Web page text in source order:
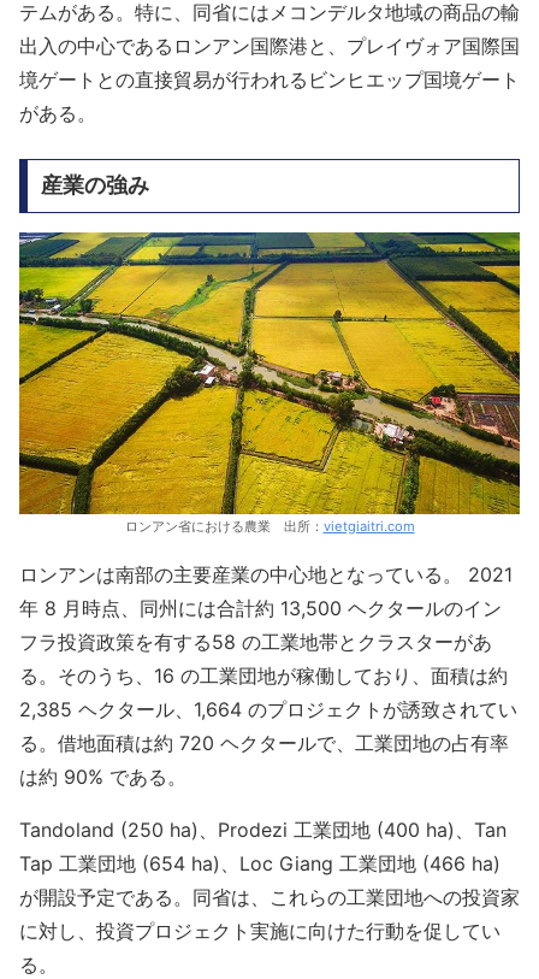
テムがある。特に、同省にはメコンデルタ地域の商品の輸
出入の中心であるロンアン国際港と、プレイヴォア国際国
境ゲートとの直接貿易が行われるビンヒエップ国境ゲート
がある。
産業の強み
ロンアン省における農業 出所： vietgiaitri.com
ロンアンは南部の主要産業の中心地となっている。 2021
年 8 月時点、同州には合計約 13,500 ヘクタールのイン
フラ投資政策を有する58 の工業地帯とクラスターがあ
る。そのうち、16 の工業団地が稼働しており、面積は約
2,385 ヘクタール、1,664 のプロジェクトが誘致されてい
る。借地面積は約 720 ヘクタールで、工業団地の占有率
は約 90% である。
Tandoland (250 ha)、Prodezi 工業団地 (400 ha)、Tan
Tap 工業団地 (654 ha)、Loc Giang 工業団地 (466 ha)
が開設予定である。同省は、これらの工業団地への投資家
に対し、投資プロジェクト実施に向けた行動を促してい
る。